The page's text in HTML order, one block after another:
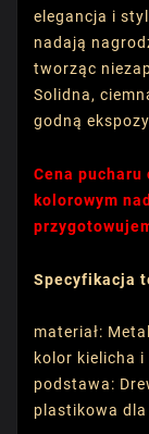
elegancja i
nadają
tworząc
Solidna,
godną
Cena
kolorowym
Specyfikacja
materiał: Metal
kolor kielicha i
podstawa:
plastikowa